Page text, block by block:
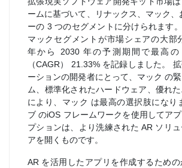
ームに基づいて、リナックス、マック、
ーの 3 つのセグメントに分けられます
マックセグメントが市場シェアの大部
年から 2030 年の予測期間で最高
（CAGR） 21.33% を記録しました。
ーションの開発者にとって、マック の
ム、標準化されたハードウェア、優れ
により、マック は最高の選択肢になり
ブ のiOS フレームワークを使用してア
プションは、より洗練された AR ソリ
アを開くものです。
AR を活用したアプリを作成するため